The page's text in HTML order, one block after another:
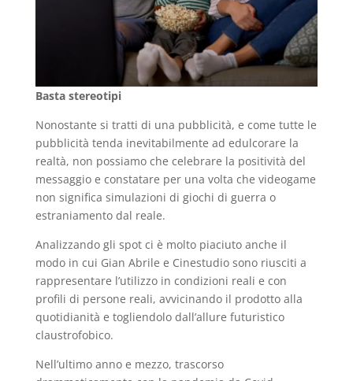
Basta stereotipi
Nonostante si tratti di una pubblicità, e come tutte le
pubblicità tenda inevitabilmente ad edulcorare la
realtà, non possiamo che celebrare la positività del
messaggio e constatare per una volta che videogame
non significa simulazioni di giochi di guerra o
estraniamento dal reale.
Analizzando gli spot ci è molto piaciuto anche il
modo in cui Gian Abrile e Cinestudio sono riusciti a
rappresentare l’utilizzo in condizioni reali e con
profili di persone reali, avvicinando il prodotto alla
quotidianità e togliendolo dall’allure futuristico
claustrofobico.
Nell’ultimo anno e mezzo, trascorso